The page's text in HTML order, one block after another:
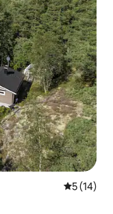
レビュー
5 (14)